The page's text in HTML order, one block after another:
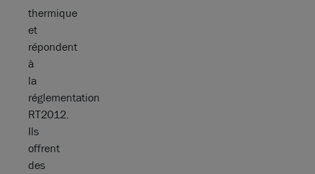
thermique
et
répondent
à
la
réglementation
RT2012.
Ils
offrent
des